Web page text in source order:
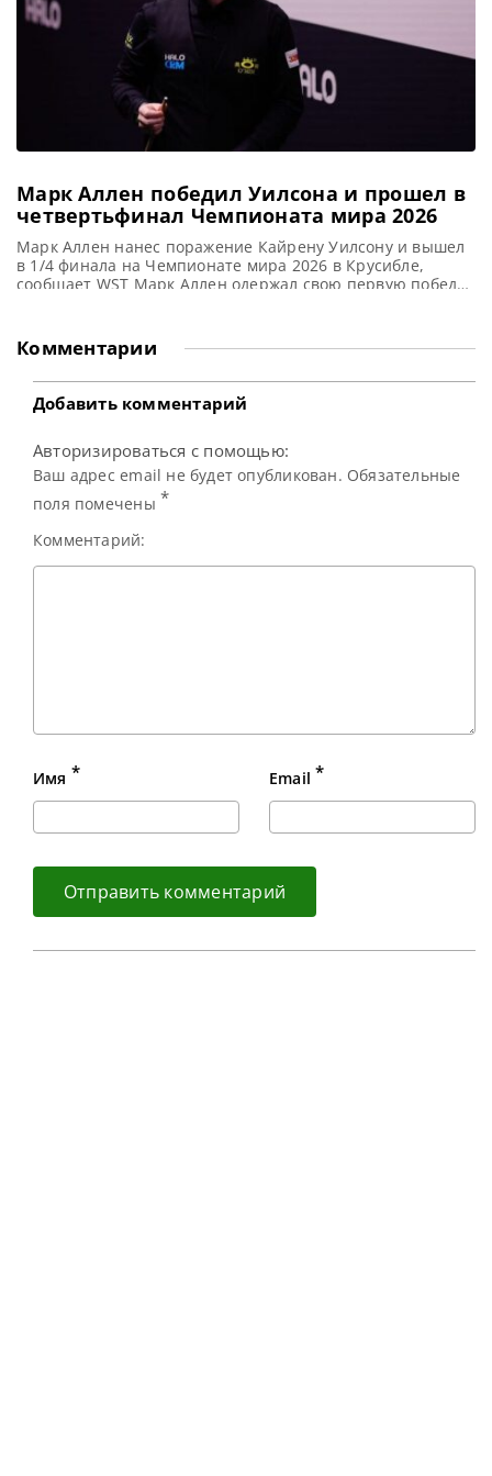
Марк Аллен победил Уилсона и прошел в
четвертьфинал Чемпионата мира 2026
Марк Аллен нанес поражение Кайрену Уилсону и вышел
в 1/4 финала на Чемпионате мира 2026 в Крусибле,
сообщает WST Марк Аллен одержал свою первую победу
Чемпионата мира 2026 по снукеру в Шеффилде. Эта
победа поддерживает стремления Аллена к
осуществлению
Комментарии
Добавить комментарий
Авторизироваться с помощью:
Ваш адрес email не будет опубликован. Обязательные
поля помечены *
Комментарий:
Имя * Email *